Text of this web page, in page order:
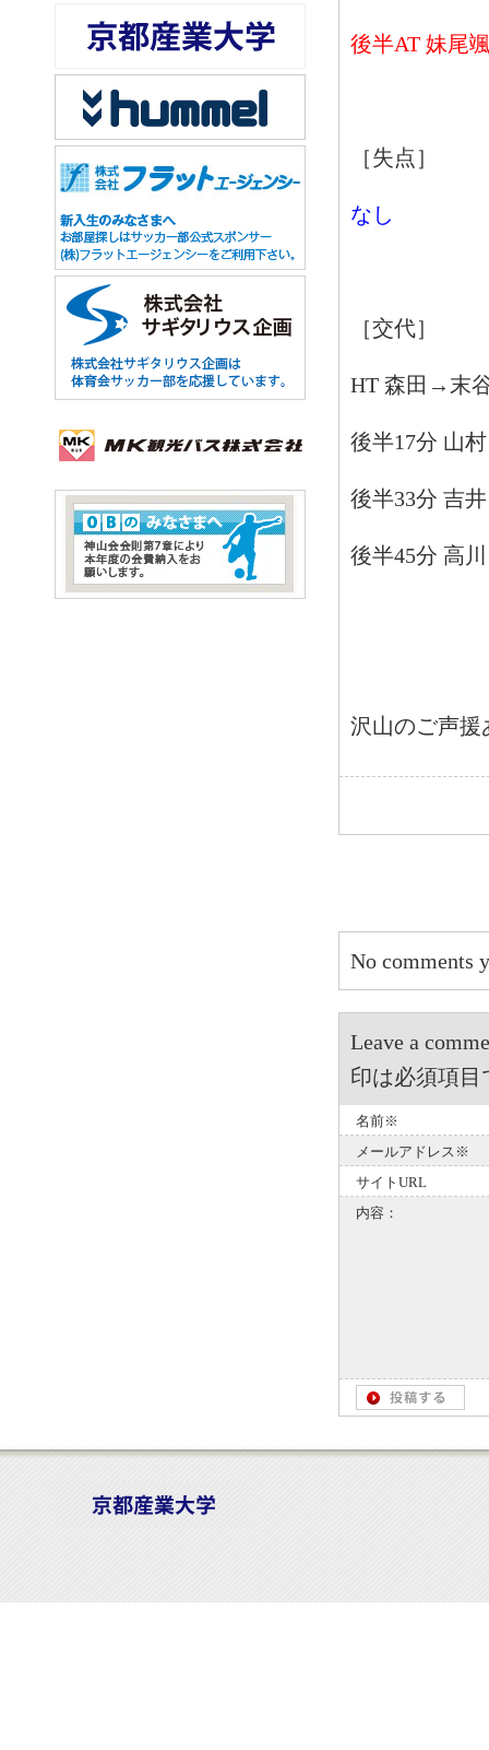
後半AT 妹尾
［失点］
なし
［交代］
HT 森田→末
後半17分 山
後半33分 吉
後半45分 高
沢山のご声援
No comments
Leave a
印は必須項目
名前※
メールアドレス※
サイトURL
内容：